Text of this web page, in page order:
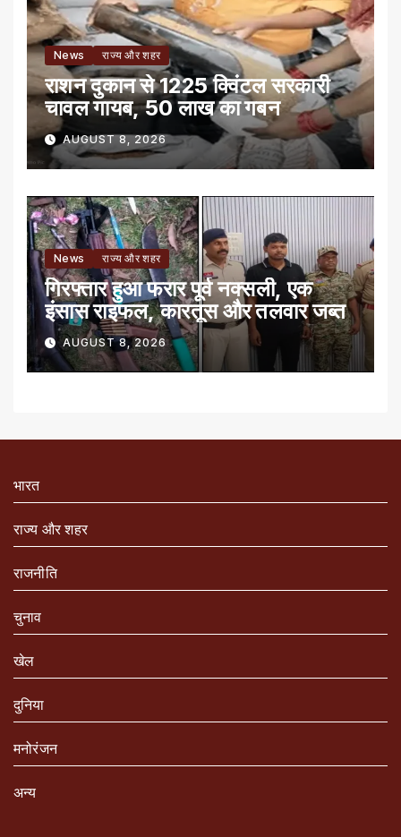
News राज्य और शहर
राशन दुकान से 1225 क्विंटल सरकारी
चावल गायब, 50 लाख का गबन
AUGUST 8, 2026
News राज्य और शहर
गिरफ्तार हुआ फरार पूर्व नक्सली, एक
इंसास राइफल, कारतूस और तलवार जब्त
AUGUST 8, 2026
भारत
राज्य और शहर
राजनीति
चुनाव
खेल
दुनिया
मनोरंजन
अन्य